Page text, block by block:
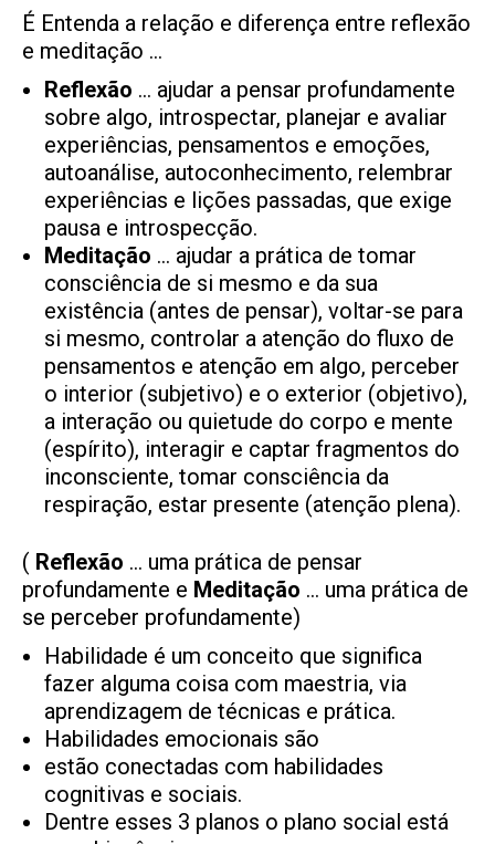
É Entenda a relação e diferença entre reflexão
e meditação …
Reflexão … ajudar a pensar profundamente
sobre algo, introspectar, planejar e avaliar
experiências, pensamentos e emoções,
autoanálise, autoconhecimento, relembrar
experiências e lições passadas, que exige
pausa e introspecção.
Meditação … ajudar a prática de tomar
consciência de si mesmo e da sua
existência (antes de pensar), voltar-se para
si mesmo, controlar a atenção do fluxo de
pensamentos e atenção em algo, perceber
o interior (subjetivo) e o exterior (objetivo),
a interação ou quietude do corpo e mente
(espírito), interagir e captar fragmentos do
inconsciente, tomar consciência da
respiração, estar presente (atenção plena).
( Reflexão … uma prática de pensar
profundamente e Meditação … uma prática de
se perceber profundamente)
Habilidade é um conceito que significa
fazer alguma coisa com maestria, via
aprendizagem de técnicas e prática.
Habilidades emocionais são
estão conectadas com habilidades
cognitivas e sociais.
Dentre esses 3 planos o plano social está